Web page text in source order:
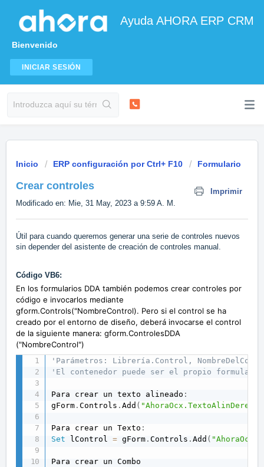
Ayuda AHORA ERP CRM
Bienvenido
INICIAR SESIÓN
Inicio ERP configuración por Ctrl+ F10 Formulario
Crear controles
Imprimir
Modificado en: Mie, 31 May, 2023 a 9:59 A. M.
Útil para cuando queremos generar una serie de controles nuevos
sin depender del asistente de creación de controles manual.
Código VB6:
En los formularios DDA también podemos crear controles por
código e invocarlos mediante
gform.Controls("NombreControl). Pero si el control se ha
creado por el entorno de diseño, deberá invocarse el control
de la siguiente manera: gform.ControlesDDA
("NombreControl")
'Parámetros: Librería.Control,
'El contenedor puede ser el propio
Para crear un texto alineado :
gForm .Controls .Add (
Para crear un Texto :
Set lControl = gForm .Controls .Add (
Para crear un Combo